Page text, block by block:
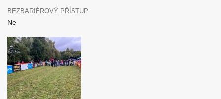
BEZBARIÉROVÝ PŘÍSTUP
Ne